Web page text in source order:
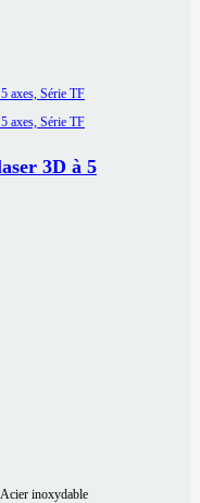
3D à 5
Acier inoxydable